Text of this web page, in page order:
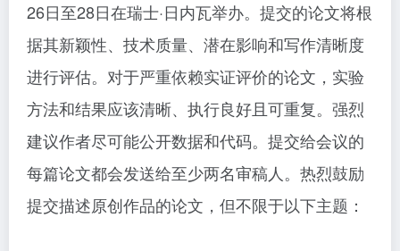
26日至28日在瑞士·日内瓦举办。提交的论文将根
据其新颖性、技术质量、潜在影响和写作清晰度
进行评估。对于严重依赖实证评价的论文，实验
方法和结果应该清晰、执行良好且可重复。强烈
建议作者尽可能公开数据和代码。提交给会议的
每篇论文都会发送给至少两名审稿人。热烈鼓励
提交描述原创作品的论文，但不限于以下主题：